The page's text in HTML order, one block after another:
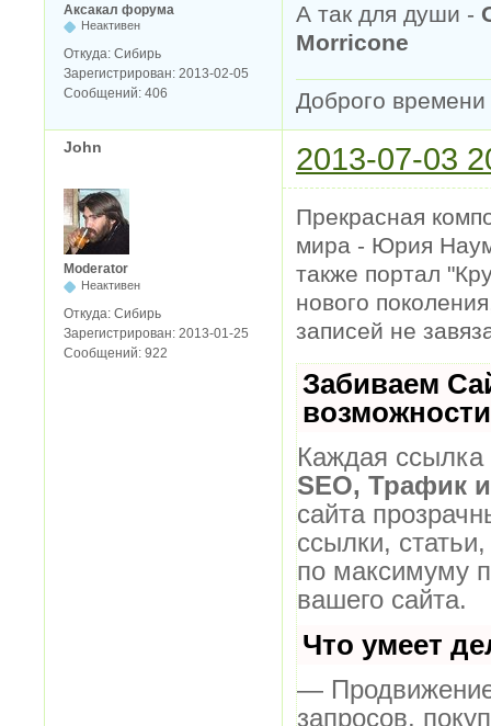
Аксакал форума
Неактивен
Откуда: Сибирь
Зарегистрирован: 2013-02-05
Сообщений: 406
А так для души -
Morricone
Доброго
John 2013-07-03
Moderator
Неактивен
Откуда: Сибирь
Зарегистрирован: 2013-01-25
Сообщений: 922
Прекрасная
мира - Юрия
также портал
нового
записей не
Забиваем
Каждая ссылка
SEO, Трафик
сайта
ссылки,
по максимуму
вашего сайта.
Что умеет
— Продвижение
запросов,